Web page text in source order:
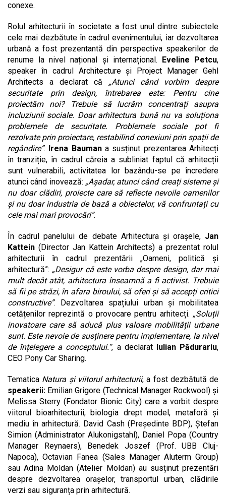
conexe.
Rolul arhitecturii în societate a fost unul dintre subiectele
cele mai dezbătute în cadrul evenimentului, iar dezvoltarea
urbană a fost prezentantă din perspectiva speakerilor de
renume la nivel național și internațional. Eveline Petcu,
speaker în cadrul Architecture și Project Manager Gehl
Architects a declarat că „Atunci când vorbim despre
securitate prin design, întrebarea este: Pentru cine
proiectăm noi? Trebuie să lucrăm concentrați asupra
incluziunii sociale. Doar arhitectura bună nu va soluționa
problemele de securitate. Problemele sociale pot fi
rezolvate prin proiectare, restabilind conexiuni prin spații de
regândire”. Irena Baumana susținut prezentarea Arhitecți
în tranziție, în cadrul căreia a subliniat faptul că arhitecții
sunt vulnerabili, activitatea lor bazându-se pe încredere
atunci când inovează: „Așadar, atunci când creați sisteme și
nu doar clădiri, proiecte care să reflecte nevoile oamenilor
și nu doar industria de bază a obiectelor, vă confruntați cu
cele mai mari provocări”.
În cadrul panelului de debate Arhitectura și orașele,Jan
Kattein (Director Jan Kattein Architects) a prezentat rolul
arhitecturii în cadrul prezentării „Oameni, politică și
arhitectură”: „Desigur că este vorba despre design, dar mai
mult decât atât, arhitectura înseamnă a fi activist. Trebuie
să fii pe străzi, în afara biroului, să oferi și să accepți critici
constructive”. Dezvoltarea spațiului urban și mobilitatea
cetățenilor reprezintă o provocare pentru arhitecți. „Soluții
inovatoare care să aducă plus valoare mobilității urbane
sunt. Este nevoie de susținere pentru implementare, la nivel
de înțelegere a conceptului.”, a declarat Iulian Pădurariu,
CEO Pony Car Sharing.
Tematica Natura și viitorul arhitecturii, a fost dezbătută de
speakerii: Emilian Grigore (Technical Manager Rockwool) și
Melissa Sterry (Fondator Bionic City) care a vorbit despre
viitorul bioarhitecturii, biologia drept model, metaforă și
mediu în arhitectură. David Cash (Președinte BDP), Ștefan
Simion (Administrator Alukonigstahl), Daniel Popa (Country
Manager Reynaers), Benedek Joszef (Prof. UBB Cluj-
Napoca), Octavian Fanea (Sales Manager Aluterm Group)
sau Adina Moldan (Atelier Moldan) au susținut prezentări
despre dezvoltarea orașelor, transportul urban, clădirile
verzi sau siguranța prin arhitectură.